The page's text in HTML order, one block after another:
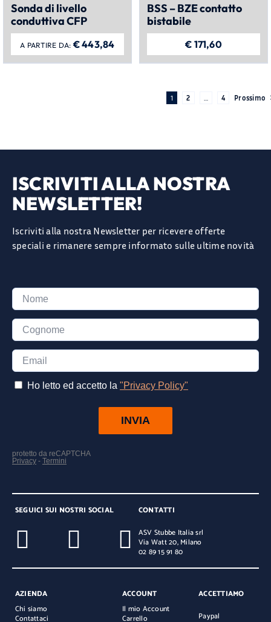
Sonda di livello
conduttiva CFP
A PARTIRE DA: €443,84
BSS – BZE contatto
bistabile
€ 171,60
1 2 4 Prossimo
ISCRIVITI ALLA NOSTRA
NEWSLETTER!
Iscriviti alla nostra Newsletter per ricevere offerte
speciali e rimanere sempre informato sulle ultime novità
AZIENDA
Chi siamo
Contattaci
ACCOUNT
Il mio Account
Carrello
SEGUICI SUI NOSTRI SOCIAL
CONTATTI
ASV Stubbe Italia srl
Via Watt 20, Milano
02 89 15 91 80
ACCETTIAMO
Paypal